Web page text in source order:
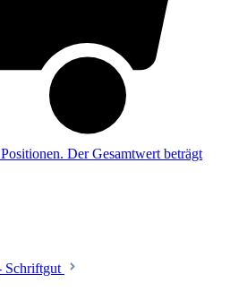
Der Gesamtwert beträgt
Schriftgut